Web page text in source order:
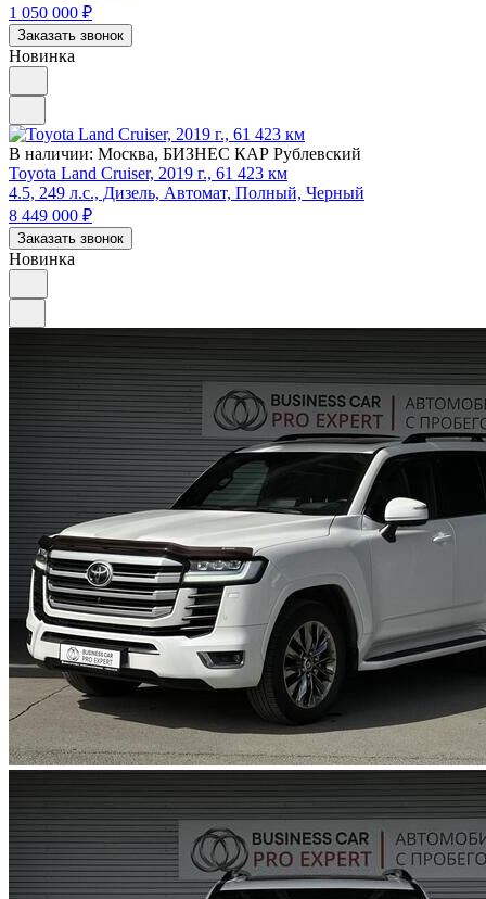
1 050 000 ₽
Заказать звонок
Новинка
В наличии: Москва, БИЗНЕС КАР Рублевский
Toyota Land Cruiser, 2019 г., 61 423 км
4.5, 249 л.с., Дизель, Автомат, Полный, Черный
8 449 000 ₽
Заказать звонок
Новинка